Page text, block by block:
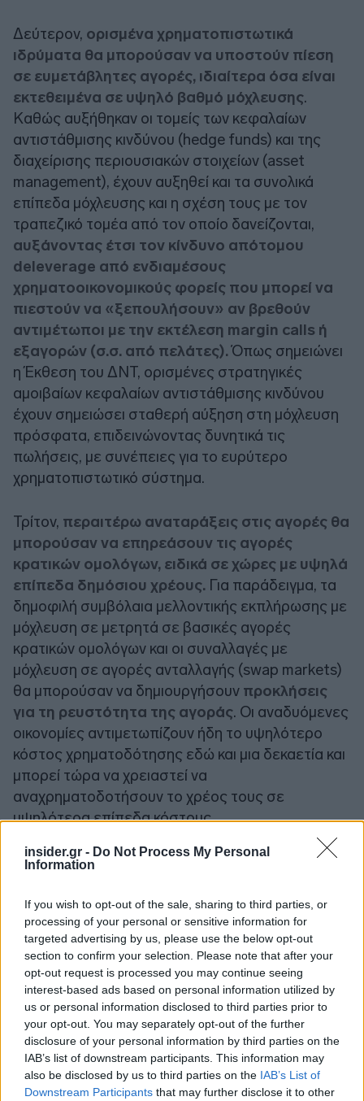
insider.gr - Do Not Process My Personal
Information
If you wish to opt-out of the sale, sharing to third parties, or
processing of your personal or sensitive information for
targeted advertising by us, please use the below opt-out
section to confirm your selection. Please note that after your
opt-out request is processed you may continue seeing
interest-based ads based on personal information utilized by
us or personal information disclosed to third parties prior to
your opt-out. You may separately opt-out of the further
disclosure of your personal information by third parties on the
IAB’s list of downstream participants. This information may
also be disclosed by us to third parties on the IAB’s List of
Downstream Participants that may further disclose it to other
Δεύτερον, ορισμένα χρηματοπιστωτικά
ιδρύματα θα μπορούσαν να υποστούν πίεση
σε ευμετάβλητες αγορές, ιδιαίτερα όσα είναι
εκτεθειμένα σε υψηλό βαθμό μόχλευσης.
Καθώς αυξήθηκαν οι τομείς των κεφαλαίων
αντιστάθμισης κινδύνου (hedge funds) και της
διαχείρισης περιουσιακών στοιχείων (asset
management), έχουν αυξηθεί και τα συνολικά
επίπεδα μόχλευσης και η σχέση τους με τον
τραπεζικό τομέα από τον οποίο δανείζονται,
αυξάνοντας έτσι τον κίνδυνο απότομου
deleverage από ενδιαμέσους
χρηματοοικονομικούς φορείς που μπορεί να
πιεστούν να «ξεπουλήσουν» αν βρεθούν
αντιμέτωποι με την εκτέλεση margin calls ή
εξαγορών (σ.σ. από πελάτες).Όπως σημειώνει
η Έκθεση του ΔΝΤ, ορισμένες στρατηγικές
αμοιβαίων κεφαλαίων αντιστάθμισης κινδύνου
έχουν σημειώσει σταθερή αύξηση στη μόχλευση
πρόσφατα, επιδεινώνοντας δυνητικά τις
πωλήσεις, με συνέπειες για το ευρύτερο
χρηματοπιστωτικό σύστημα.
Τρίτον, περαιτέρω αναταράξεις στις αγορές θα
μπορούσαν να επηρεάσουν τις αγορές
κρατικών ομολόγων, ειδικά σε χώρες με υψηλά
επίπεδα δημόσιου χρέους. Για παράδειγμα, τα
δημοφιλή συμβόλαια μελλοντικής εκπλήρωσης με
μόχλευση σε μετρητά σε βασικές αγορές
κρατικών ομολόγων και οι συναλλαγές με
μόχλευση σε αγορές ανταλλαγής (swap markets)
θα μπορούσαν να δημιουργήσουν προκλήσεις
για τη ρευστότητα της αγοράς. Οι αναδυόμενες
οικονομίες αντιμετωπίζουν ήδη το υψηλότερο
κόστος χρηματοδότησης εδώ και μια δεκαετία και
μπορεί τώρα να χρειαστεί να
αναχρηματοδοτήσουν το χρέος τους σε
υψηλότερα επίπεδα κόστους.